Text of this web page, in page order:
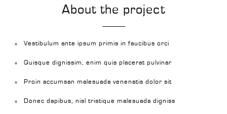
About the project
Vestibulum ante ipsum primis in faucibus orci
Quisque dignissim, enim quis placerat pulvinar
Proin accumsan malesuada venenatis dolor sit
Donec dapibus, nisl tristique malesuada digniss